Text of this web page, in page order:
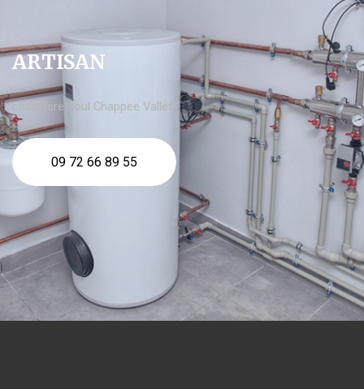
ARTISAN
chaudière fioul Chappee Vallet
09 72 66 89 55